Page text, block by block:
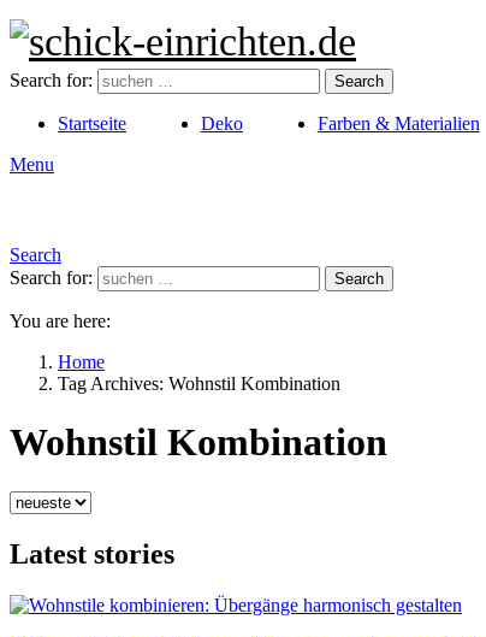
Search for: Search
Startseite Deko Farben & Materialien
Menu
Search
Search for:
Search
You are here:
Home
Tag Archives: Wohnstil Kombination
Wohnstil Kombination
Latest stories